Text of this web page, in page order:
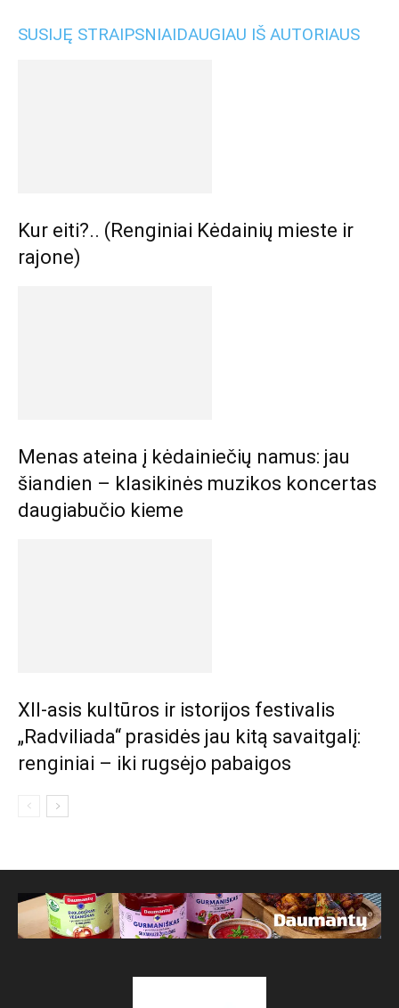
SUSIJĘ STRAIPSNIAIDAUGIAU IŠ AUTORIAUS
Kur eiti?.. (Renginiai Kėdainių mieste ir
rajone)
Menas ateina į kėdainiečių namus: jau
šiandien – klasikinės muzikos koncertas
daugiabučio kieme
XII-asis kultūros ir istorijos festivalis
„Radviliada“ prasidės jau kitą savaitgalį:
renginiai – iki rugsėjo pabaigos